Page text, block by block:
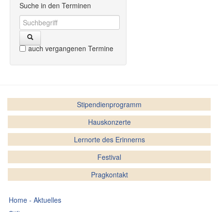
Suche in den Terminen
auch vergangenen Termine
Stipendienprogramm
Hauskonzerte
Lernorte des Erinnerns
Festival
Pragkontakt
Home - Aktuelles